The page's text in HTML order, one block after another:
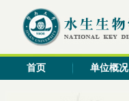
首页 单位概况